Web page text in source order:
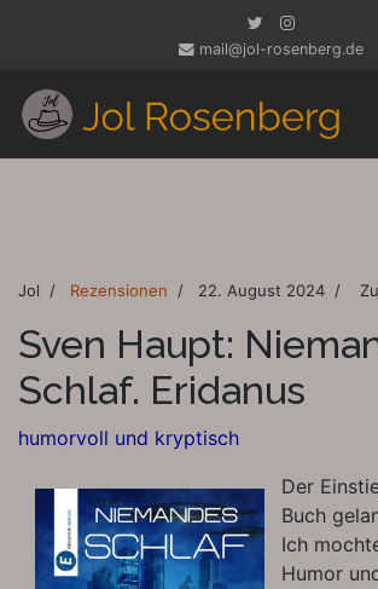
mail@jol-rosenberg.de
Jol Rezensionen 22. August 2024
Sven Haupt:
Schlaf. Eridanus
humorvoll und kryptisch
Der
Buch
Ich
Humor